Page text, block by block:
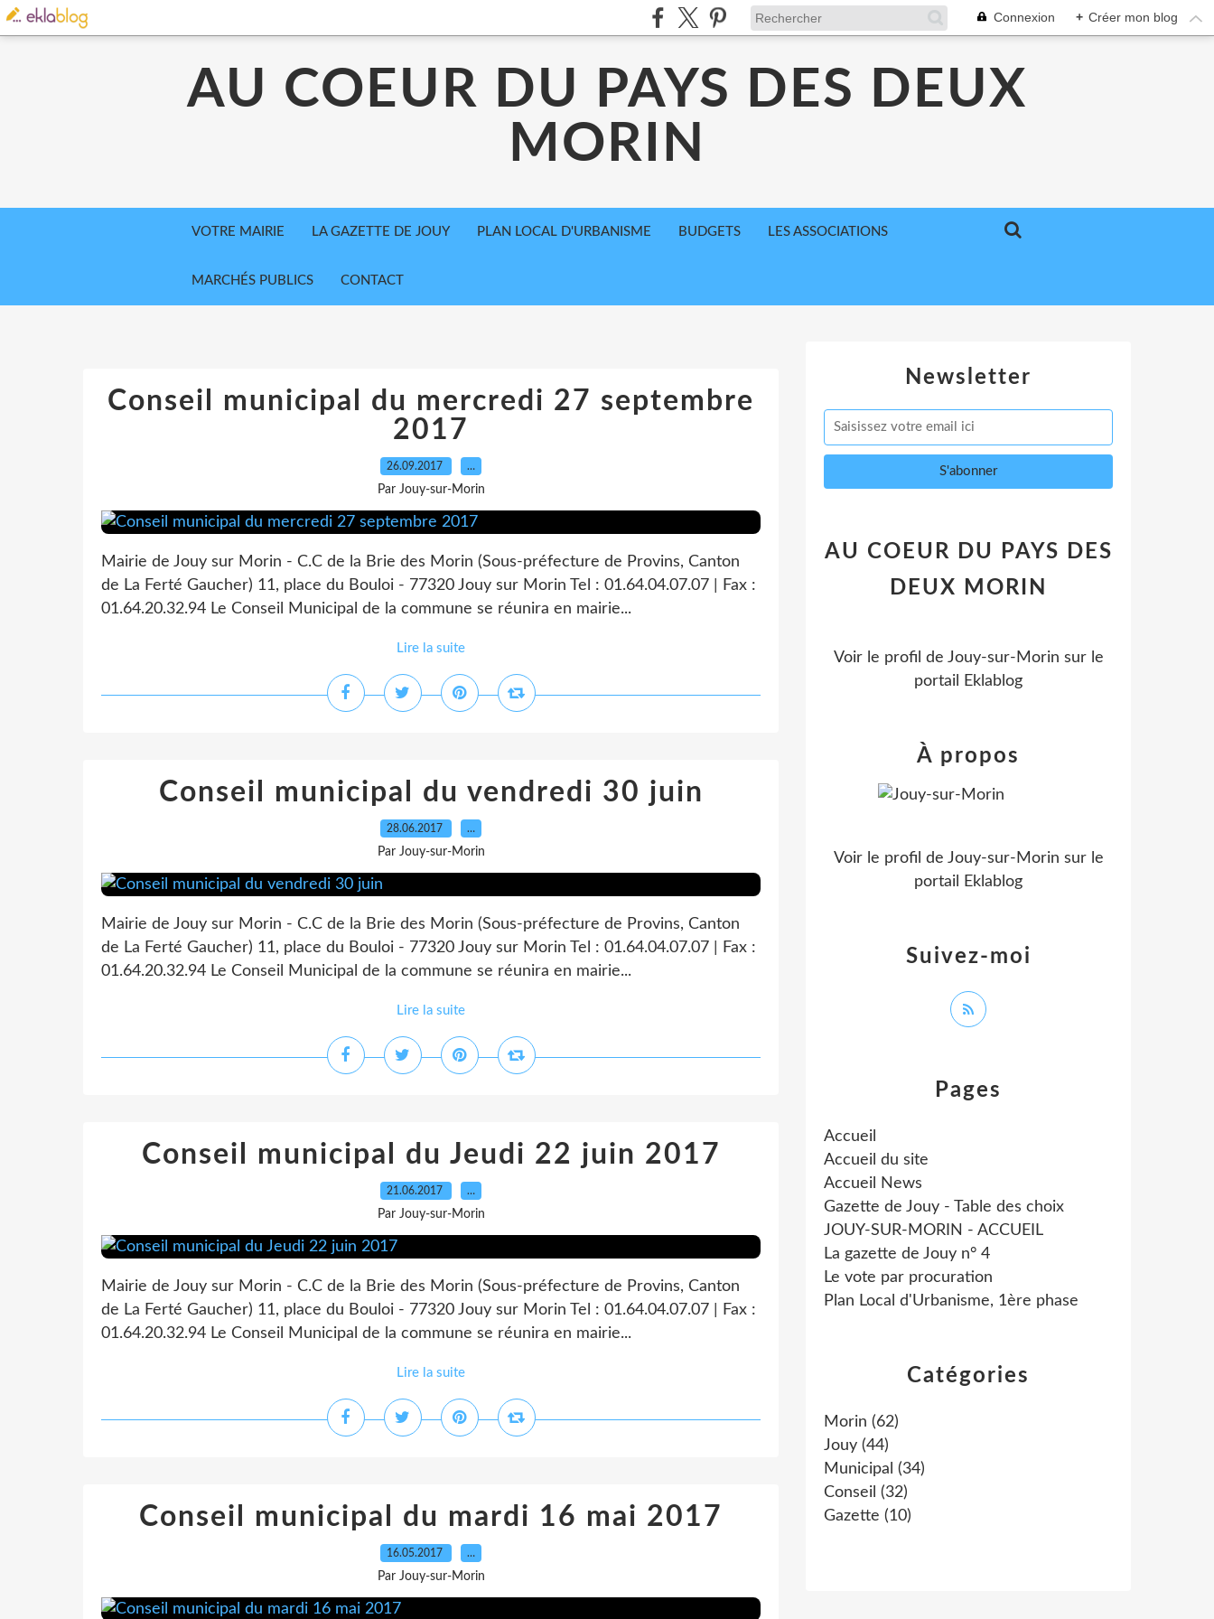
Connexion + Créer mon blog
AU COEUR DU PAYS DES DEUX
MORIN
VOTRE MAIRIE LA GAZETTE DE JOUY PLAN LOCAL D'URBANISME BUDGETS LES ASSOCIATIONS
MARCHÉS PUBLICS CONTACT
Conseil municipal du mercredi 27 septembre
2017
26.09.2017 …
Par Jouy-sur-Morin
Mairie de Jouy sur Morin - C.C de la Brie des Morin (Sous-préfecture de Provins, Canton
de La Ferté Gaucher) 11, place du Bouloi - 77320 Jouy sur Morin Tel : 01.64.04.07.07 | Fax :
01.64.20.32.94 Le Conseil Municipal de la commune se réunira en mairie...
Lire la suite
Conseil municipal du vendredi 30 juin
28.06.2017 …
Par Jouy-sur-Morin
Mairie de Jouy sur Morin - C.C de la Brie des Morin (Sous-préfecture de Provins, Canton
de La Ferté Gaucher) 11, place du Bouloi - 77320 Jouy sur Morin Tel : 01.64.04.07.07 | Fax :
01.64.20.32.94 Le Conseil Municipal de la commune se réunira en mairie...
Lire la suite
Conseil municipal du Jeudi 22 juin 2017
21.06.2017 …
Par Jouy-sur-Morin
Mairie de Jouy sur Morin - C.C de la Brie des Morin (Sous-préfecture de Provins, Canton
de La Ferté Gaucher) 11, place du Bouloi - 77320 Jouy sur Morin Tel : 01.64.04.07.07 | Fax :
01.64.20.32.94 Le Conseil Municipal de la commune se réunira en mairie...
Lire la suite
Conseil municipal du mardi 16 mai 2017
16.05.2017 …
Par Jouy-sur-Morin
Newsletter
Catégories
Morin (62)
Jouy (44)
Municipal (34)
Conseil (32)
Gazette (10)
Pages
Accueil
Accueil du site
Accueil News
Gazette de Jouy - Table des choix
JOUY-SUR-MORIN - ACCUEIL
La gazette de Jouy n° 4
Le vote par procuration
Plan Local d'Urbanisme, 1ère phase
AU COEUR DU PAYS DES
DEUX MORIN
Voir le profil de Jouy-sur-Morin sur le
portail Eklablog
Suivez-moi
À propos
Voir le profil de Jouy-sur-Morin sur le
portail Eklablog